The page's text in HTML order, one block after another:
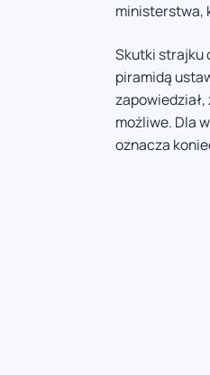
ministerstwa,
Skutki strajku
piramidą
możliwe. Dla
oznacza